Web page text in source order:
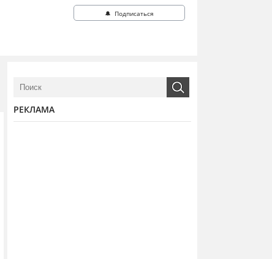
🔔 Подписаться
РЕКЛАМА